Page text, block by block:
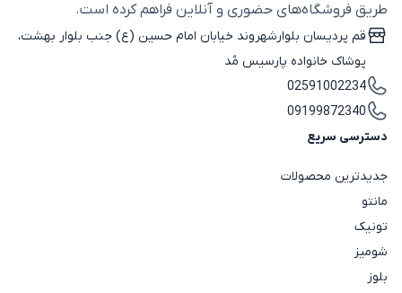
طریق فروشگاه‌های حضوری و آنلاین فراهم کرده است.
قم پردیسان بلوارشهروند خیابان امام حسین (ع) جنب بلوار بهشت،
پوشاک خانواده پارسیس مُد
02591002234
09199872340
دسترسی سریع
جدیدترین محصولات
مانتو
تونیک
شومیز
بلوز